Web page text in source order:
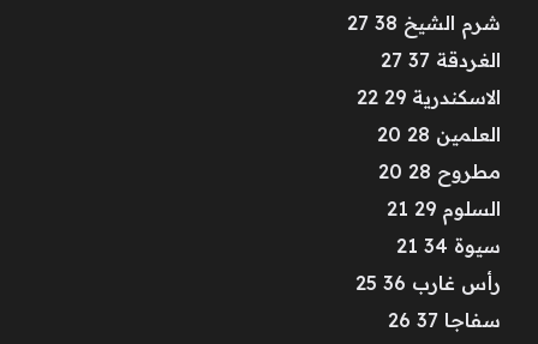
شرم الشيخ 38 27
الغردقة 37 27
الاسكندرية 29 22
العلمين 28 20
مطروح 28 20
السلوم 29 21
سيوة 34 21
رأس غارب 36 25
سفاجا 37 26